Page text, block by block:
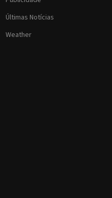
Últimas Notícias
Weather